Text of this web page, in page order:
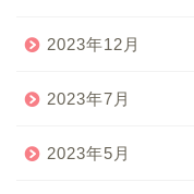
2023年12月
2023年7月
2023年5月